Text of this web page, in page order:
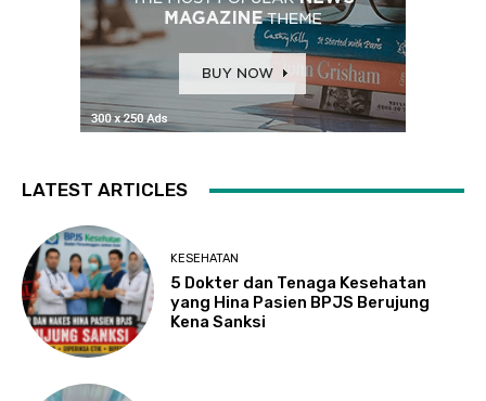
LATEST ARTICLES
KESEHATAN
5 Dokter dan Tenaga Kesehatan
yang Hina Pasien BPJS Berujung
Kena Sanksi